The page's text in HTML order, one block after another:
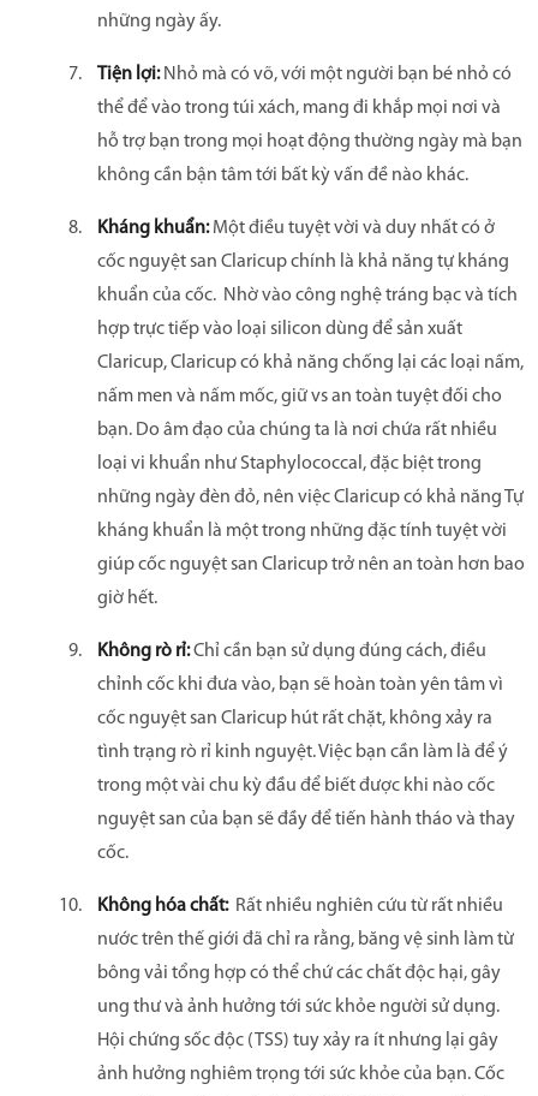
những ngày ấy.
Tiện lợi: Nhỏ mà có võ, với một người bạn bé nhỏ có
thể để vào trong túi xách, mang đi khắp mọi nơi và
hỗ trợ bạn trong mọi hoạt động thường ngày mà bạn
không cần bận tâm tới bất kỳ vấn đề nào khác.
Kháng khuẩn:Một điều tuyệt vời và duy nhất có ở
cốc nguyệt san Claricup chính là khả năng tự kháng
khuẩn của cốc. Nhờ vào công nghệ tráng bạc và tích
hợp trực tiếp vào loại silicon dùng để sản xuất
Claricup, Claricup có khả năng chống lại các loại nấm,
nấm men và nấm mốc, giữ vs an toàn tuyệt đối cho
bạn. Do âm đạo của chúng ta là nơi chứa rất nhiều
loại vi khuẩn như Staphylococcal, đặc biệt trong
những ngày đèn đỏ, nên việc Claricup có khả năng Tự
kháng khuẩn là một trong những đặc tính tuyệt vời
giúp cốc nguyệt san Claricup trở nên an toàn hơn bao
giờ hết.
Không rò rỉ:Chỉ cần bạn sử dụng đúng cách, điều
chỉnh cốc khi đưa vào, bạn sẽ hoàn toàn yên tâm vì
cốc nguyệt san Claricup hút rất chặt, không xảy ra
tình trạng rò rỉ kinh nguyệt. Việc bạn cần làm là để ý
trong một vài chu kỳ đầu để biết được khi nào cốc
nguyệt san của bạn sẽ đầy để tiến hành tháo và thay
cốc.
Không hóa chất: Rất nhiều nghiên cứu từ rất nhiều
nước trên thế giới đã chỉ ra rằng, băng vệ sinh làm từ
bông vải tổng hợp có thể chứ các chất độc hại, gây
ung thư và ảnh hưởng tới sức khỏe người sử dụng.
Hội chứng sốc độc (TSS) tuy xảy ra ít nhưng lại gây
ảnh hưởng nghiêm trọng tới sức khỏe của bạn. Cốc